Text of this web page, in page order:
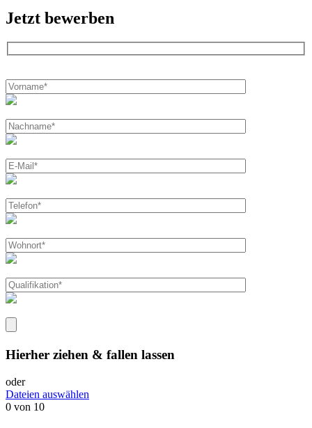
Jetzt bewerben
lasse
dieses
leer.
Hierher ziehen & fallen lassen
oder
Dateien auswählen
0 von 10